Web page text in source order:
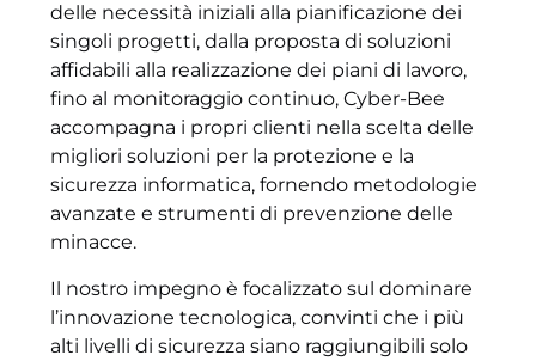
delle necessità iniziali alla pianificazione dei
singoli progetti, dalla proposta di soluzioni
affidabili alla realizzazione dei piani di lavoro,
fino al monitoraggio continuo, Cyber-Bee
accompagna i propri clienti nella scelta delle
migliori soluzioni per la protezione e la
sicurezza informatica, fornendo metodologie
avanzate e strumenti di prevenzione delle
minacce.
Il nostro impegno è focalizzato sul dominare
l’innovazione tecnologica, convinti che i più
alti livelli di sicurezza siano raggiungibili solo